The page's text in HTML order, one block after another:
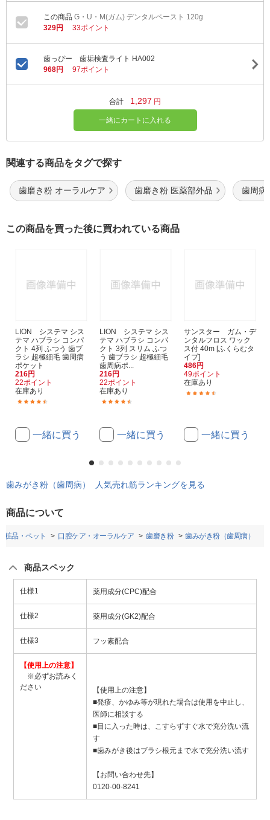
G・U・M(ガム) デンタルペースト 120g
329円
33ポイント
歯っぴー 歯垢検査ライト HA002
968円
97ポイント
合計 1,297 円
一緒にカートに入れる
関連する商品をタグで探す
歯磨き粉 オーラルケア 歯磨き粉 医薬部外品 歯周病
この商品を買った後に買われている商品
LION システマ シス
テマ ハブラシ コンパ
クト 4列 ふつう 歯ブ
ラシ 超極細毛 歯周病
ポケット
216円
22ポイント
在庫あり
一緒に買う
LION システマ シス
テマ ハブラシ コンパ
クト 3列 スリム ふつ
う 歯ブラシ 超極細毛
歯周病ポ...
216円
22ポイント
在庫あり
一緒に買う
サンスター ガム・デ
ンタルフロス ワック
ス付 40m [ふくらむタ
イプ]
486円
49ポイント
在庫あり
一緒に買う
歯みがき粉（歯周病） 人気売れ筋ランキングを見る
商品について
粧品・ペット 口腔ケア・オーラルケア 歯磨き粉 歯みがき粉（歯周病）
商品スペック
仕様1 薬用成分(CPC)配合
仕様2 薬用成分(GK2)配合
仕様3 フッ素配合
【使用上の注意】
※必ずお読みく
ださい
【使用上の注意】
■発疹、かゆみ等が現れた場合は使用を中止し、
医師に相談する
■目に入った時は、こすらずすぐ水で充分洗い流
す
■歯みがき後はブラシ根元まで水で充分洗い流す
【お問い合わせ先】
0120-00-8241